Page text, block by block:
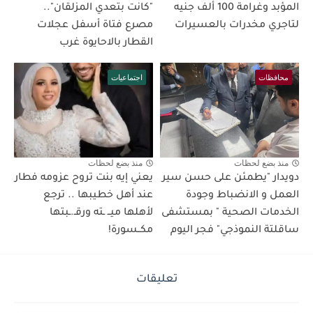
المؤبد وغرامة 100 ألف جنيه
لتاجري مخدرات بالعسيرات
"كانت بتعدي المزلقان"..
مصرع فتاة أسفل عجلات
القطار بالاحايوة غرب
محافظات
منذ بضع لحظات
دويدار "يطمئن على حسن سير
العمل و الانضباط وجودة
الخدمات الصحية " بمستشفى
ساقلتة النموذجي" فجر اليوم
اجتماعيات
منذ بضع لحظات
يعني إيه بنت تروح عزومه فطار
عند أهل خطيبها .. ترجع
لأهلها ميــ ـته ورقـ.ـبتها
مكــسورة!
تعليقات